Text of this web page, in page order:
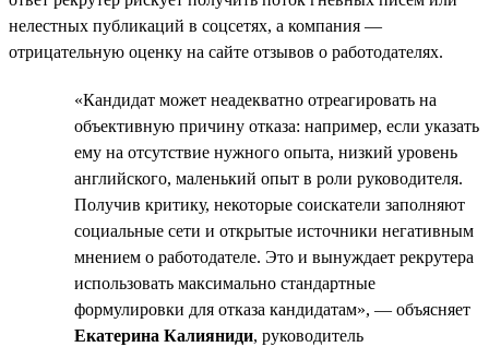
нелестных публикаций в соцсетях, а компания —
отрицательную оценку на сайте отзывов о работодателях.
«Кандидат может неадекватно отреагировать на
объективную причину отказа: например, если указать
ему на отсутствие нужного опыта, низкий уровень
английского, маленький опыт в роли руководителя.
Получив критику, некоторые соискатели заполняют
социальные сети и открытые источники негативным
мнением о работодателе. Это и вынуждает рекрутера
использовать максимально стандартные
формулировки для отказа кандидатам», — объясняет
Екатерина Калияниди, руководитель